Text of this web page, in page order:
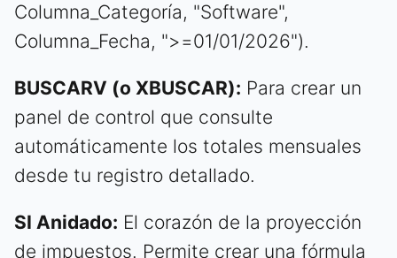
Columna_Categoría, "Software",
Columna_Fecha, ">=01/01/2026").
BUSCARV (o XBUSCAR): Para crear un
panel de control que consulte
automáticamente los totales mensuales
desde tu registro detallado.
SI Anidado: El corazón de la proyección
de impuestos. Permite crear una fórmula